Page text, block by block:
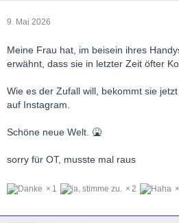
9. Mai 2026
Meine Frau hat, im beisein ihres
erwähnt, dass sie in letzter Zeit öfter
Wie es der Zufall will, bekommt sie
auf Instagram.
Schöne neue Welt. 🤮
sorry für OT, musste mal raus
1 2